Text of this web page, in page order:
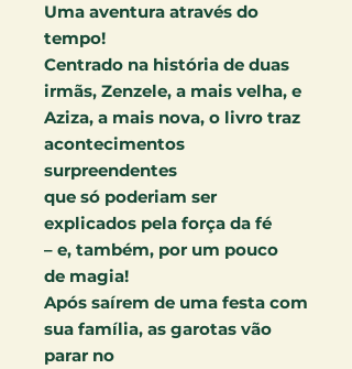
Uma aventura através do
tempo!
Centrado na história de duas
irmãs, Zenzele, a mais velha, e
Aziza, a mais nova, o livro traz
acontecimentos
surpreendentes
que só poderiam ser
explicados pela força da fé
– e, também, por um pouco
de magia!
Após saírem de uma festa com
sua família, as garotas vão
parar no